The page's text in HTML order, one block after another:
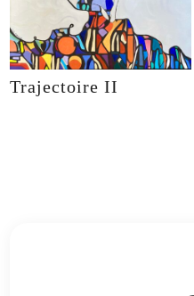
Trajectoire II